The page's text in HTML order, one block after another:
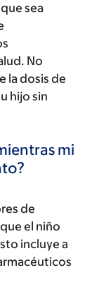
sea
No
la dosis de
hijo sin
mi
de
el niño
incluye a